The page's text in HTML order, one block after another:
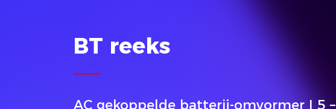
BT reeks
AC gekoppelde batterij-omvormer I 5 –